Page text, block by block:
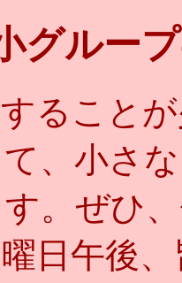
グルー
ること
、小さ
。ぜひ
日午後、